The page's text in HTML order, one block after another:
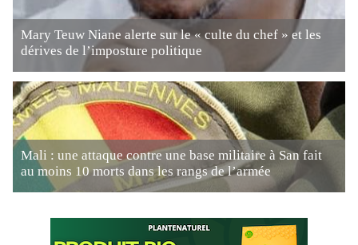
Mary Teuw Niane alerte sur le « culte du chef » et les
dérives de l’imposture politique
Mali : une attaque contre une base militaire à San fait
au moins 10 morts dans les rangs de l’armée